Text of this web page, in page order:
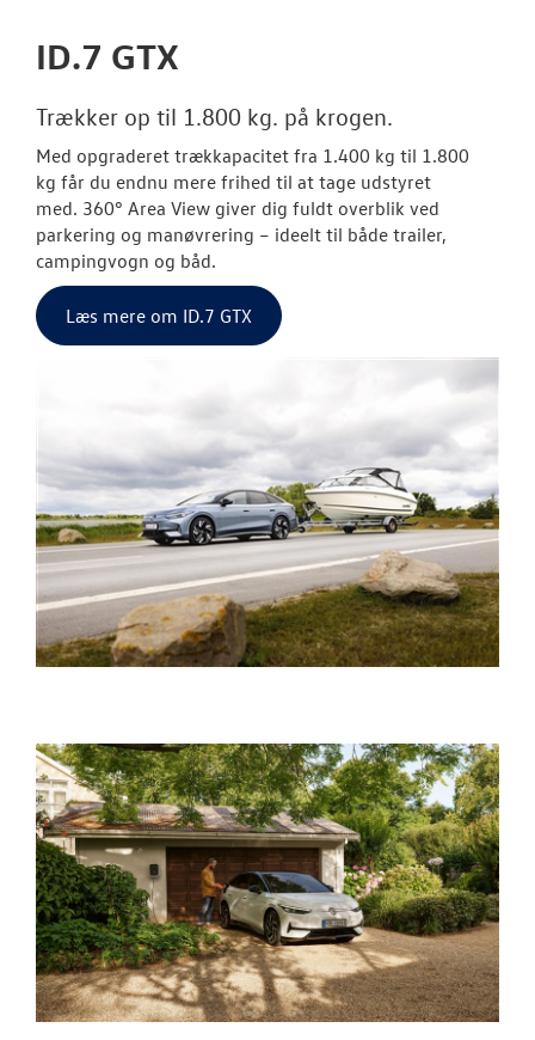
ID.7 GTX
Trækker op til 1.800 kg. på krogen.
Med opgraderet trækkapacitet fra 1.400 kg til 1.800
kg får du endnu mere frihed til at tage udstyret
med. 360° Area View giver dig fuldt overblik ved
parkering og manøvrering – ideelt til både trailer,
campingvogn og båd.
Læs mere om ID.7 GTX